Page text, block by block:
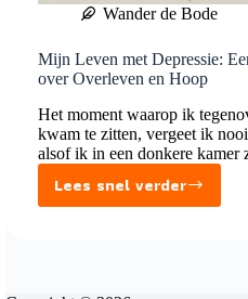
Wander de Bode
Mijn Leven met Depressie:
over Overleven en Hoop
Het moment waarop ik
kwam te zitten, vergeet ik
alsof ik in een donkere kamer
Lees snel verder
Mijn